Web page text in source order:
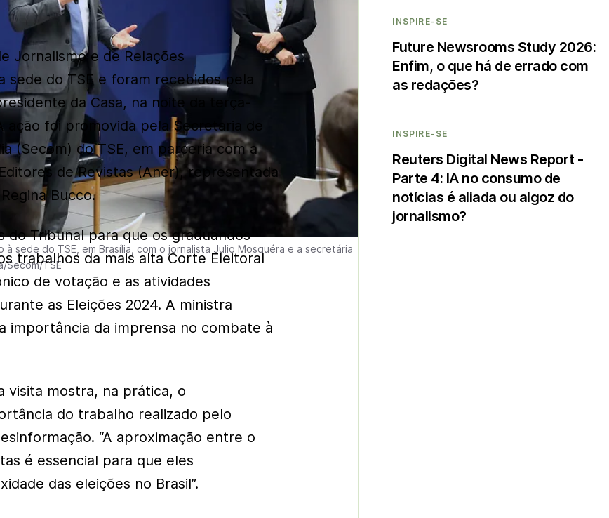
sede do TSE, em Brasília, com o jornalista Julio Mosquéra e a secretária
Secom/TSE
Jornalismo e de Relações
sede do TSE e foram recebidos pela
da Casa, na noite da terça-
foi promovida pela Secretaria de
(Secom) do TSE, em parceria com a
de Revistas (Aner), representada
Bucco.
do Tribunal para que os graduandos
trabalhos da mais alta Corte Eleitoral
de votação e as atividades
as Eleições 2024. A ministra
importância da imprensa no combate à
visita mostra, na prática, o
do trabalho realizado pelo
“A aproximação entre o
é essencial para que eles
das eleições no Brasil”.
INSPIRE-SE
Future Newsrooms Study 2026:
Enfim, o que há de errado com
as redações?
INSPIRE-SE
Reuters Digital News Report -
Parte 4: IA no consumo de
notícias é aliada ou algoz do
jornalismo?